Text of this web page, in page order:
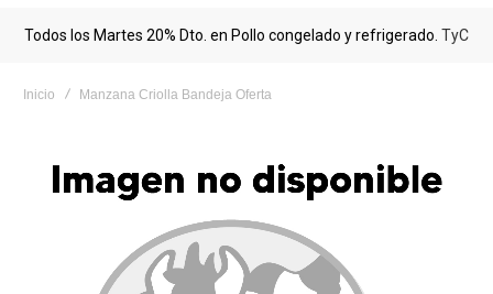
Todos los Martes 20% Dto. en Pollo congelado y refrigerado. TyC
Inicio Manzana Criolla Bandeja Oferta